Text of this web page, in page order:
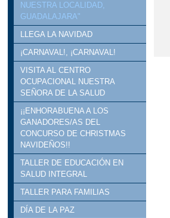
NUESTRA LOCALIDAD,
GUADALAJARA"
LLEGA LA NAVIDAD
¡CARNAVAL!, ¡CARNAVAL!
VISITA AL CENTRO
OCUPACIONAL NUESTRA
SEÑORA DE LA SALUD
¡¡ENHORABUENA A LOS
GANADORES/AS DEL
CONCURSO DE CHRISTMAS
NAVIDEÑOS!!
TALLER DE EDUCACIÓN EN
SALUD INTEGRAL
TALLER PARA FAMILIAS
DÍA DE LA PAZ